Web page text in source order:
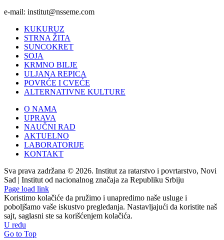
e-mail: institut@nsseme.com
KUKURUZ
STRNA ŽITA
SUNCOKRET
SOJA
KRMNO BILJE
ULJANA REPICA
POVRĆE I CVEĆE
ALTERNATIVNE KULTURE
O NAMA
UPRAVA
NAUČNI RAD
AKTUELNO
LABORATORIJE
KONTAKT
Sva prava zadržana © 2026. Institut za ratarstvo i povrtarstvo, Novi
Sad | Institut od nacionalnog značaja za Republiku Srbiju
Page load link
Koristimo kolačiće da pružimo i unapredimo naše usluge i
poboljšamo vaše iskustvo pregledanja. Nastavljajući da koristite naš
sajt, saglasni ste sa korišćenjem kolačića.
U redu
Go to Top